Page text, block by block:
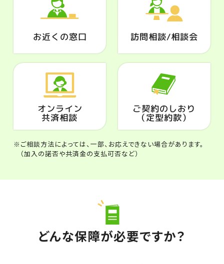
お近くの窓口 訪問相談/相談会
オンライン
共済相談
ご契約のしおり
（定型約款）
※ご相談方法によっては、一部、お応えできない場合があります。
（加入の諾否や共済金の支払可否など）
どんな保障が必要ですか？